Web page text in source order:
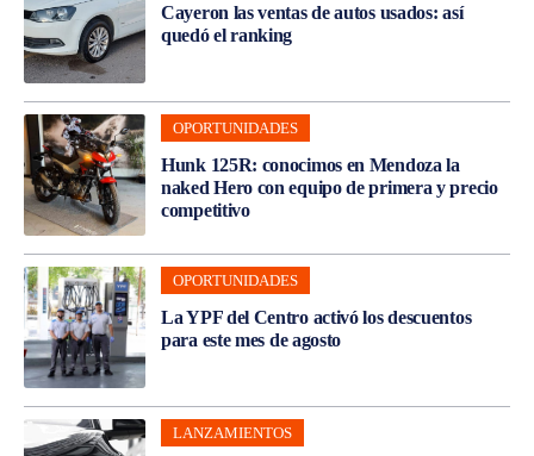
Cayeron las ventas de autos usados: así
quedó el ranking
OPORTUNIDADES
Hunk 125R: conocimos en Mendoza la
naked Hero con equipo de primera y precio
competitivo
OPORTUNIDADES
La YPF del Centro activó los descuentos
para este mes de agosto
LANZAMIENTOS